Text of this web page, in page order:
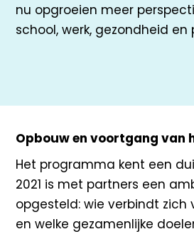
nu opgroeien meer
school, werk, gezondheid
Opbouw en voortgang van
Het programma kent een
2021 is met partners een
opgesteld: wie verbindt zich
en welke gezamenlijke